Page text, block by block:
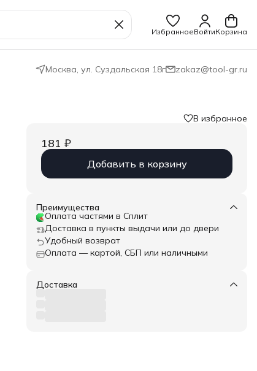
ИзбранноеВойтиКорзина
Москва, ул. Суздальская 18г zakaz@tool-gr.ru
В избранное
181 ₽
Добавить в корзину
Преимущества
Оплата частями в Сплит
Доставка в пункты выдачи или до двери
Удобный возврат
Оплата — картой, СБП или наличными
Доставка